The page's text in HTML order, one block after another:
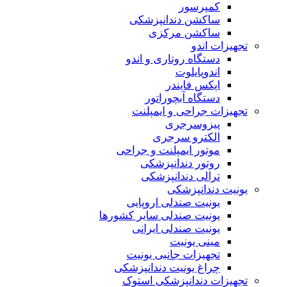
کمپرسور
ساکشن دندانپزشکی
ساکشن مرکزی
تجهیزات اندو
دستگاه روتاری و اندو
اندوپایلوت
اپکس فایندر
دستگاه آبچوراتور
تجهیزات جراحی و ایمپلنت
پیزوسرجری
الکترو سرجری
موتور ایمپلنت و جراحی
روتور دندانپزشکی
ترالی دندانپزشکی
یونیت دندانپزشکی
یونیت صندلی اروپایی
یونیت صندلی سایر کشورها
یونیت صندلی ایرانی
مینی یونیت
تجهیزات جانبی یونیت
چراغ یونیت دندانپزشکی
تجهیزات دندانپزشکی استوک